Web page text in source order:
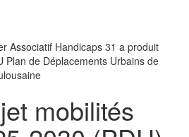
Associatif Handicaps 31 a produit
Plan de Déplacements Urbains de
mobilités